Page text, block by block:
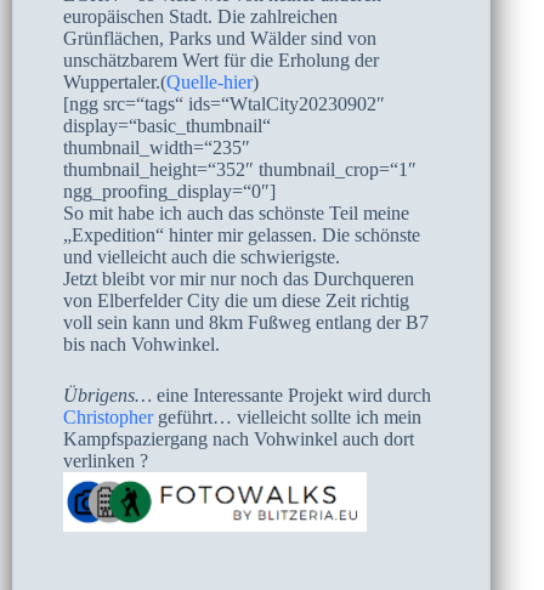
europäischen Stadt. Die zahlreichen
Grünflächen, Parks und Wälder sind von
unschätzbarem Wert für die Erholung der
Wuppertaler.(Quelle-hier)
[ngg src=“tags“ ids=“WtalCity20230902″
display=“basic_thumbnail“
thumbnail_width=“235″
thumbnail_height=“352″ thumbnail_crop=“1″
ngg_proofing_display=“0″]
So mit habe ich auch das schönste Teil meine
„Expedition“ hinter mir gelassen. Die schönste
und vielleicht auch die schwierigste.
Jetzt bleibt vor mir nur noch das Durchqueren
von Elberfelder City die um diese Zeit richtig
voll sein kann und 8km Fußweg entlang der B7
bis nach Vohwinkel.
Übrigens… eine Interessante Projekt wird durch
Christophergeführt… vielleicht sollte ich mein
Kampfspaziergang nach Vohwinkel auch dort
verlinken ?